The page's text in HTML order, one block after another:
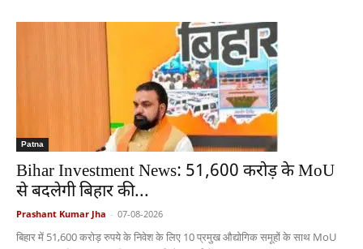
Patna
Bihar Investment News: 51,600 करोड़ के MoU
से बदलेगी बिहार की...
Prashant Kumar Jha - 07-08-2026
बिहार में 51,600 करोड़ रुपये के निवेश के लिए 10 प्रमुख औद्योगिक समूहों के साथ MoU